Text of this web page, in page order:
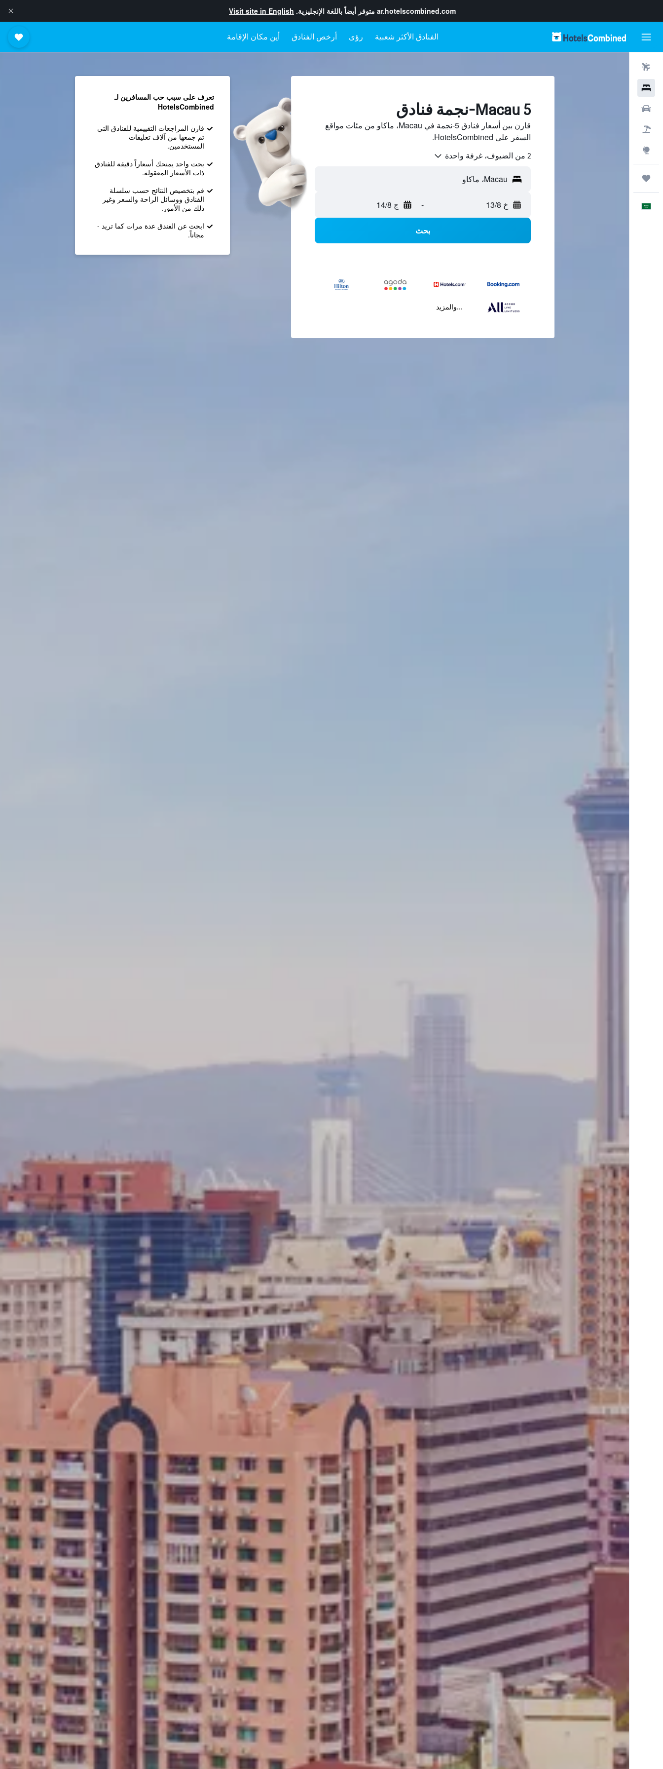
ar.hotelscombined.com متوفر أيضاً باللغة الإنجليزية. Visit site in English
رؤى أرخص الفنادق أين مكان الإقامة
Macau 5-نجمة فنادق
قارن بين أسعار فنادق 5-نجمة في Macau، ماكاو من مئات مواقع
السفر على HotelsCombined.
2 من الضيوف، غرفة واحدة
خ 13/8 - ج 14/8
بحث
...والمزيد
تعرف على سبب حب المسافرين لـ
HotelsCombined
قارن المراجعات التقييمية للفنادق التي
تم جمعها من آلاف تعليقات
المستخدمين.
بحث واحد يمنحك أسعاراً دقيقة للفنادق
ذات الأسعار المعقولة.
قم بتخصيص النتائج حسب سلسلة
الفنادق ووسائل الراحة والسعر وغير
ذلك من الأمور.
ابحث عن الفندق عدة مرات كما تريد -
مجاناً.